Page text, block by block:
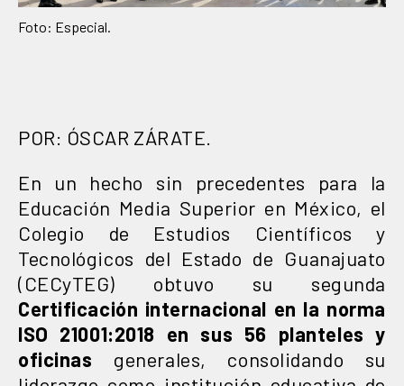
Foto: Especial.
POR: ÓSCAR ZÁRATE.
En un hecho sin precedentes para la
Educación Media Superior en México, el
Colegio de Estudios Científicos y
Tecnológicos del Estado de Guanajuato
(CECyTEG) obtuvo su segunda
Certificación internacional en la norma
ISO 21001:2018
en sus 56 planteles y
oficinas generales, consolidando su